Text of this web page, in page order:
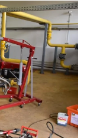
HTP & Uponor
отключены